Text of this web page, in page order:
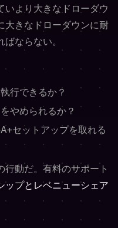
いより大きなドローダウ
大きなドローダウンに耐
ならない。
行できるか？
やめられるか？
セットアップを取れる
動だ。有料のサポート
ップとレベニューシェア